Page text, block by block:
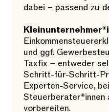
dabei – passend zu
und ggf.
Taxfix – entweder
Schritt-für-Schritt-
Experten-Service,
Steuerberater*innen
vorbereiten.